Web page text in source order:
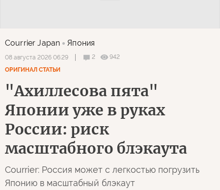
Courrier Japan Япония
08 августа 2026 06:29 2
942
ОРИГИНАЛ СТАТЬИ
"Ахиллесова пята"
Японии уже в руках
России: риск
масштабного блэкаута
Courrier: Россия может с легкостью погрузить
Японию в масштабный блэкаут